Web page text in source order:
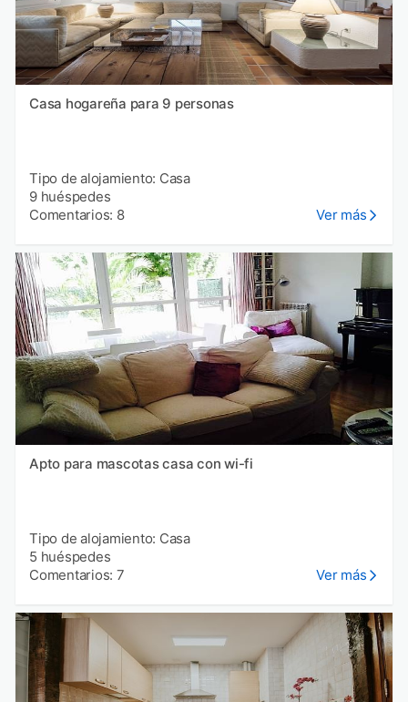
Casa hogareña para 9 personas
Tipo de alojamiento: Casa
9 huéspedes
Comentarios: 8
Ver más
Apto para mascotas casa con wi-fi
Tipo de alojamiento: Casa
5 huéspedes
Comentarios: 7
Ver más